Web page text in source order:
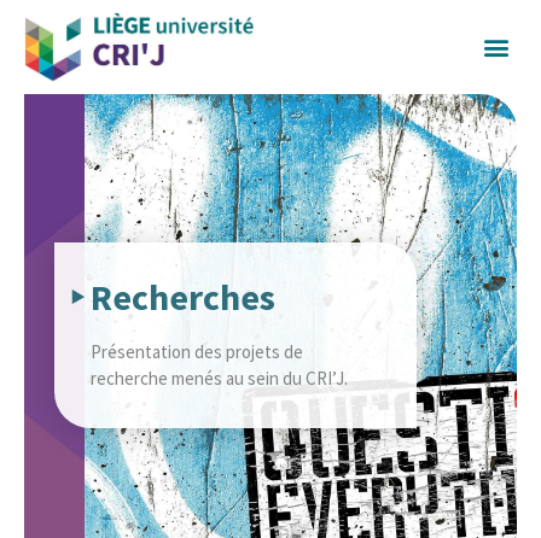
Recherches
Présentation des projets de
recherche menés au sein du CRI’J.